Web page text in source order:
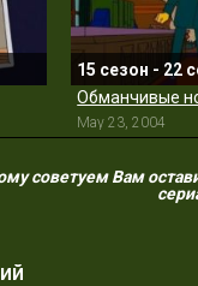
15 сезон - 22
Обманчивые
May 23, 2004
советуем Вам